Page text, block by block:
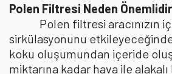
Polen Filtresi Neden
Polen filtresi aracınızın
sirkülasyonunu
koku oluşumundan içeride
miktarına kadar hava ile